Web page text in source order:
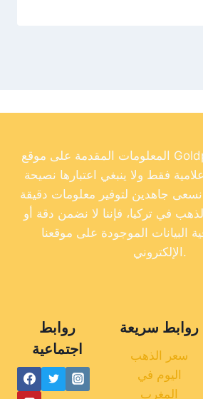
المعلومات المقدمة على موقع Goldpricesturkey.com
فقط ولا ينبغي اعتبارها نصيحة
نسعى جاهدين لتوفير معلومات دقيقة
في تركيا، فإننا لا نضمن دقة أو
البيانات الموجودة على موقعنا
الإلكتروني.
روابط
اجتماعية
روابط سريعة
سعر الذهب
اليوم في
المغرب